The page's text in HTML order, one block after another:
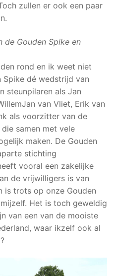
zullen er ook een paar
de Gouden Spike en
rond en ik weet niet
Spike dé wedstrijd van
steunpilaren als Jan
van Vliet, Erik van
als voorzitter van de
samen met vele
maken. De Gouden
stichting
vooral een zakelijke
de vrijwilligers is van
is trots op onze Gouden
Het is toch geweldig
van een van de mooiste
waar ikzelf ook al